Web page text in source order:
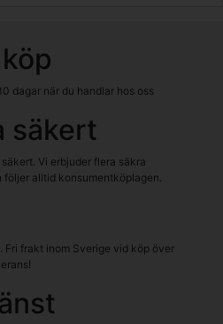
dagar när du handlar hos oss
säkert
Vi erbjuder flera säkra
alltid konsumentköplagen.
Fri frakt inom Sverige vid köp över